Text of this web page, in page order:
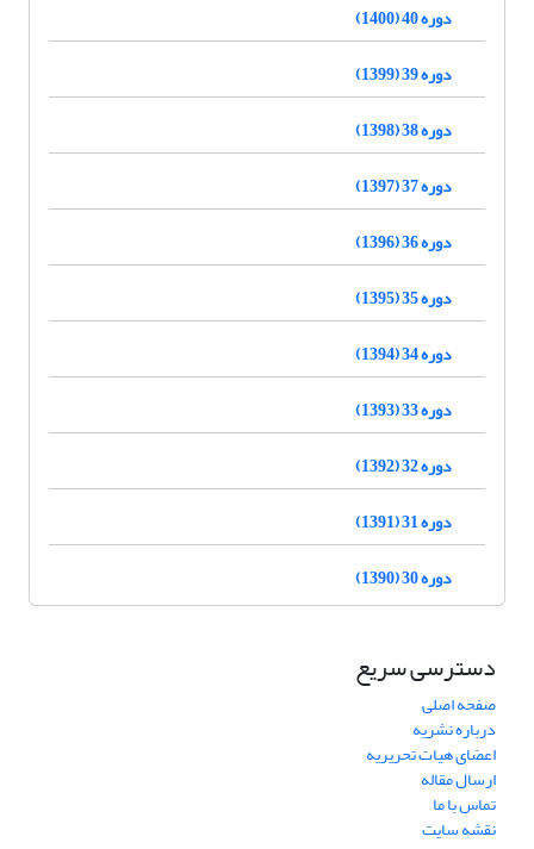
دوره 40 (1400)
دوره 39 (1399)
دوره 38 (1398)
دوره 37 (1397)
دوره 36 (1396)
دوره 35 (1395)
دوره 34 (1394)
دوره 33 (1393)
دوره 32 (1392)
دوره 31 (1391)
دوره 30 (1390)
دسترسی سریع
صفحه اصلی
درباره نشریه
اعضای هیات تحریریه
ارسال مقاله
تماس با ما
نقشه سایت